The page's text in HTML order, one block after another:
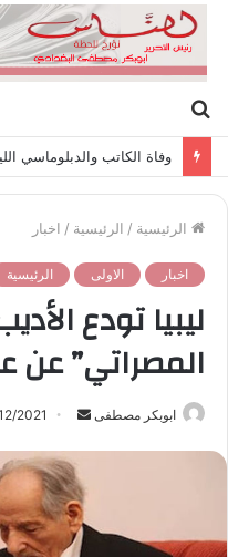
عن
وفاة الكاتب والدبلوماسي
الرئيسية / الرئيسية / اخبار
اخبار الاولى الرئيسية
ليبيا تودع
المصراتي” عن عمر
ابوبكر مصطفى
س
ل
ب
ر
2021